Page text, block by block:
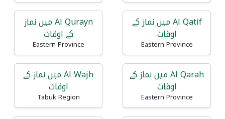
Al Qatif میں نماز کے
اوقات
Eastern Province
Al Qurayn میں نماز
کے اوقات
Eastern Province
Al Qarah میں نماز کے
اوقات
Eastern Province
Al Wajh میں نماز کے
اوقات
Tabuk Region